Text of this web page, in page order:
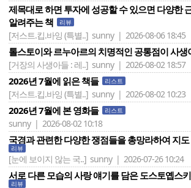
제목대로 하면 투자에 성공할 수 있으면 다양한
알려주는 책
리뷰
[저스트.킵.바잉 (특별..] sunny | 2026-08-06 18:45
톨스토이와 르누아르의 치명적인 공통점이 사생
[거장의 사생아들 : 레..] sunny | 2026-08-02 18:57
2026년 7월에 읽은 책들 리스트
[저스트.킵.바잉 (특별..] sunny | 2026-08-02 10:23
2026년 7월에 본 영화들 리스트
sunny | 2026-08-02 10:18
국경과 관련한 다양한 쟁점들을 총망라하여 지
리뷰
[눈에 보이지 않는 국..] sunny | 2026-07-26 10:24
서로 다른 모습의 사랑 얘기를 담은 도스토옙스
리뷰